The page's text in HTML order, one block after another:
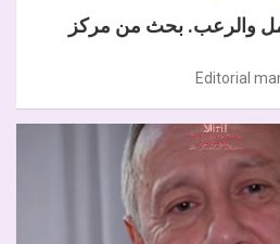
والرعب. بحث من مركز
Editorial